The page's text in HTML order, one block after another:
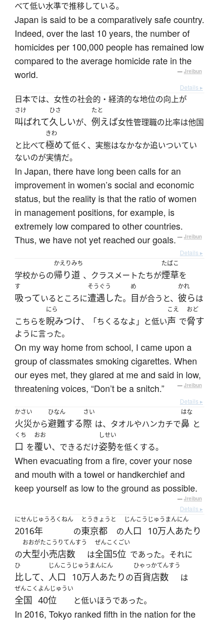
べて低い水準で推移している。
Japan is said to be a comparatively safe country.
Indeed, over the last 10 years, the number of
homicides per 100,000 people has remained low
compared to the average homicide rate in the
world.
— Jreibun
Details ▸
日本では、女性の社会的・経済的な地位の向上が
さけ
叫ばれて
ひさ
久しいが、
たと
例えば女性管理職の比率は他国
と比べて
きわ
極めて低く、実態はなかなか追いついてい
ないのが実情だ。
In Japan, there have long been calls for an
improvement in women’s social and economic
status, but the reality is that the ratio of women
in management positions, for example, is
extremely low compared to other countries.
Thus, we have not yet reached our goals. — Jreibun
Details ▸
学校からの
かえりみち
帰り道 、クラスメートたちが
たばこ
煙草を
す
吸っているところに
そうぐう
遭遇した。
め
目が合うと、
かれ
彼らは
こちらを
にら
睨みつけ、「ちくるなよ」と低い
こえ
声 で
おど
脅す
ように言った。
On my way home from school, I came upon a
group of classmates smoking cigarettes. When
our eyes met, they glared at me and said in low,
threatening voices, “Don’t be a snitch.”
— Jreibun
Details ▸
かさい
火災から
ひなん
避難する
さい
際 は、タオルやハンカチで
はな
鼻 と
くち
口 を
おお
覆い、できるだけ
しせい
姿勢を低くする。
When evacuating from a fire, cover your nose
and mouth with a towel or handkerchief and
keep yourself as low to the ground as possible.
— Jreibun
Details ▸
にせんじゅうろくねん
2016年 の
とうきょうと
東京都 の
じんこう
人口
じゅうまんにん
10万人あたり
の
おおがたこうりてんすう
大型小売店数 は
ぜんこくごい
全国5位 であった。それに
ひ
比して、
じんこう
人口
じゅうまんにん
10万人あたりの
ひゃっかてんすう
百貨店数 は
ぜんこく
全国
よんじゅうい
40位 と低いほうであった。
In 2016, Tokyo ranked fifth in the nation for the